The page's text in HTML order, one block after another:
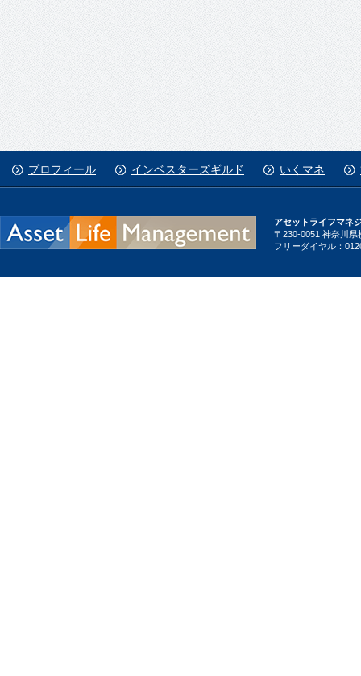
プロフィール インベスターズギルド いくマネ
アセットライフマネ
〒230-0051 神奈川
フリーダイヤル：